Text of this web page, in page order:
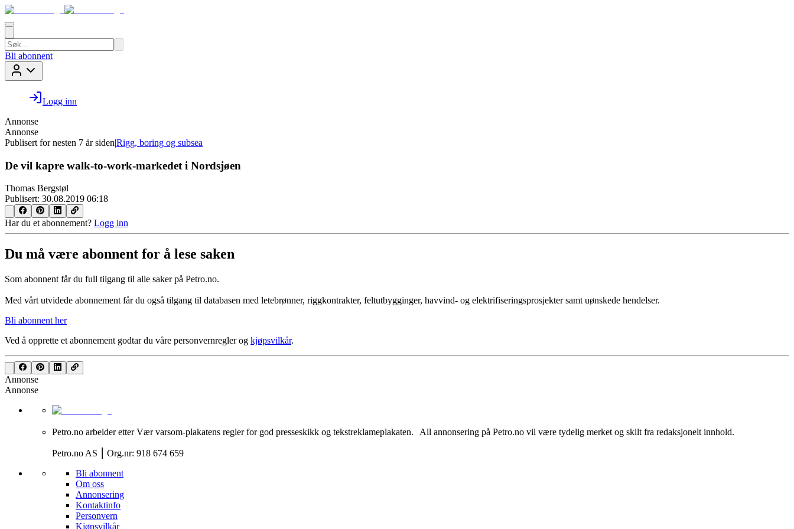
Bli abonnent
Logg inn
Annonse
Annonse
Publisert for nesten 7 år siden|Rigg, boring og subsea
De vil kapre walk-to-work-markedet i Nordsjøen
Thomas Bergstøl
Publisert: 30.08.2019 06:18
Har du et abonnement? Logg inn
Du må være abonnent for å lese saken
Som abonnent får du full tilgang til alle saker på Petro.no.
Med vårt utvidede abonnement får du også tilgang til databasen med letebrønner, riggkontrakter, feltutbygginger, havvind- og elektrifiseringsprosjekter samt uønskede hendelser.
Bli abonnent her
Ved å opprette et abonnement godtar du våre personvernreglerog kjøpsvilkår.
Annonse
Annonse
Petro.no arbeider etter Vær varsom-plakatens regler for god presseskikk og tekstreklameplakaten. All annonsering på Petro.no vil være tydelig merket og skilt fra redaksjonelt innhold.
Petro.no AS ⎮ Org.nr: 918 674 659
Bli abonnent
Om oss
Annonsering
Kontaktinfo
Personvern
Kjøpsvilkår